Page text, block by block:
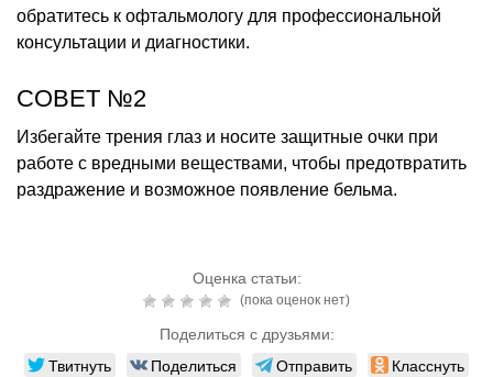
обратитесь к офтальмологу для профессиональной
консультации и диагностики.
СОВЕТ №2
Избегайте трения глаз и носите защитные очки при
работе с вредными веществами, чтобы предотвратить
раздражение и возможное появление бельма.
Оценка статьи:
(пока оценок нет)
Поделиться с друзьями:
Твитнуть Поделиться Отправить Класснуть